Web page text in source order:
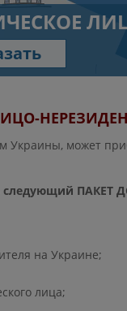
может
следующий ПАКЕТ
на Украине;
лица;